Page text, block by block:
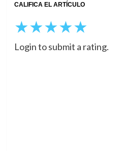
CALIFICA EL ARTÍCULO
★★★★★
Login to submit a rating.